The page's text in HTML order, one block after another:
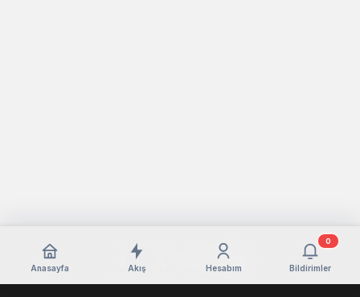
Anasayfa Akış Hesabım Bildirimler
0